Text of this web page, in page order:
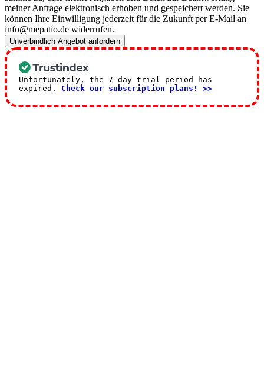
meiner Anfrage elektronisch erhoben und gespeichert werden. Sie
können Ihre Einwilligung jederzeit für die Zukunft per E-Mail an
info@mepatio.de widerrufen.
Unverbindlich Angebot anfordern
Unfortunately, the 7-day trial period has
expired. Check our subscription plans! >>